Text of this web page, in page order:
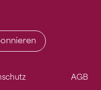
AGB